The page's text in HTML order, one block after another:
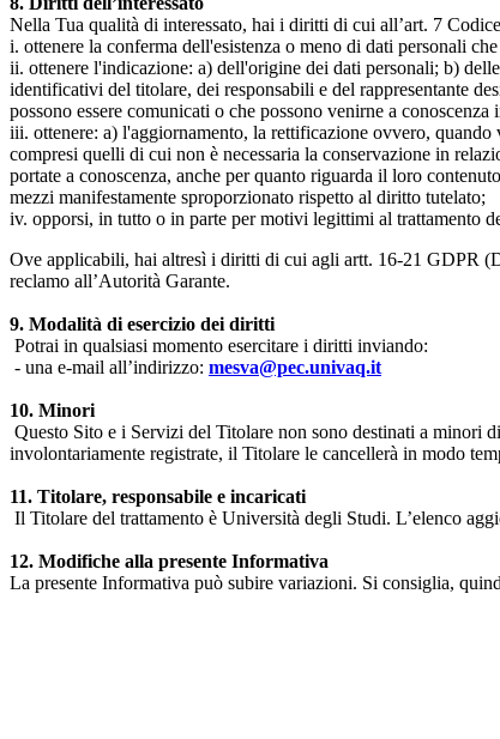
Nella Tua qualità di interessato, hai i diritti di cui all’art. 7
i. ottenere la conferma dell'esistenza o meno di dati personali
ii. ottenere l'indicazione: a) dell'origine dei dati personali; b)
identificativi del titolare, dei responsabili e del rappresentante
possono essere comunicati o che possono venirne a
iii. ottenere: a) l'aggiornamento, la rettificazione ovvero,
compresi quelli di cui non è necessaria la conservazione in
portate a conoscenza, anche per quanto riguarda il loro
mezzi manifestamente sproporzionato rispetto al diritto tutelato;
iv. opporsi, in tutto o in parte per motivi legittimi al trattamento
Ove applicabili, hai altresì i diritti di cui agli artt. 16-21 GDPR
reclamo all’Autorità Garante.
9. Modalità di esercizio dei diritti
Potrai in qualsiasi momento esercitare i diritti inviando:
- una e-mail all’indirizzo: mesva@pec.univaq.it
10. Minori
Questo Sito e i Servizi del Titolare non sono destinati a
involontariamente registrate, il Titolare le cancellerà in modo
11. Titolare, responsabile e incaricati
Il Titolare del trattamento è Università degli Studi. L’elenco
12. Modifiche alla presente Informativa
La presente Informativa può subire variazioni. Si consiglia,